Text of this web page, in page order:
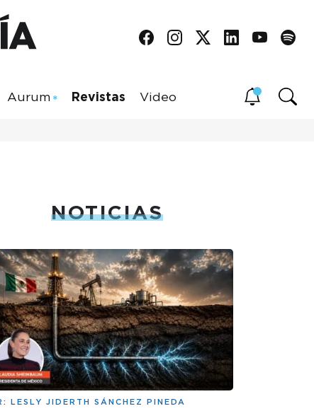
Aurum Revistas Video
NOTICIAS
LESLY JIDERTH SÁNCHEZ PINEDA